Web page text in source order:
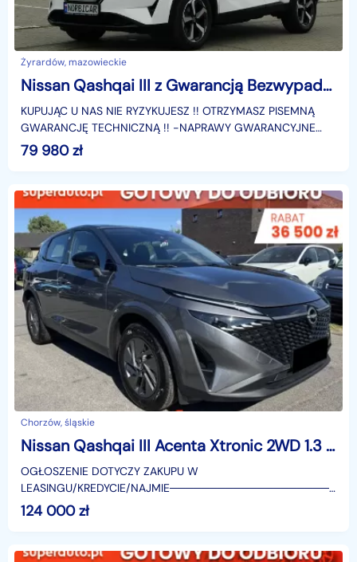
Żyrardów, mazowieckie
Nissan Qashqai III z Gwarancją Bezwypadkowy Model 2023r
KUPUJĄC U NAS NIE RYZYKUJESZ !! OTRZYMASZ PISEMNĄ
GWARANCJĘ TECHNICZNĄ !! -NAPRAWY GWARANCYJNE
REALIZOWANE SĄ W A.S.O NISSAN lub PROFESJONALNYCH
79 980zł
Chorzów, śląskie
Nissan Qashqai III Acenta Xtronic 2WD 1.3 DIG-T mHEV Acenta Xtronic 2WD 1.3 DIG-T mHEV 158KM
OGŁOSZENIE DOTYCZY ZAKUPU W
LEASINGU/KREDYCIE/
SUPERAUTO.PL?✔ Lider ryn
124 000zł